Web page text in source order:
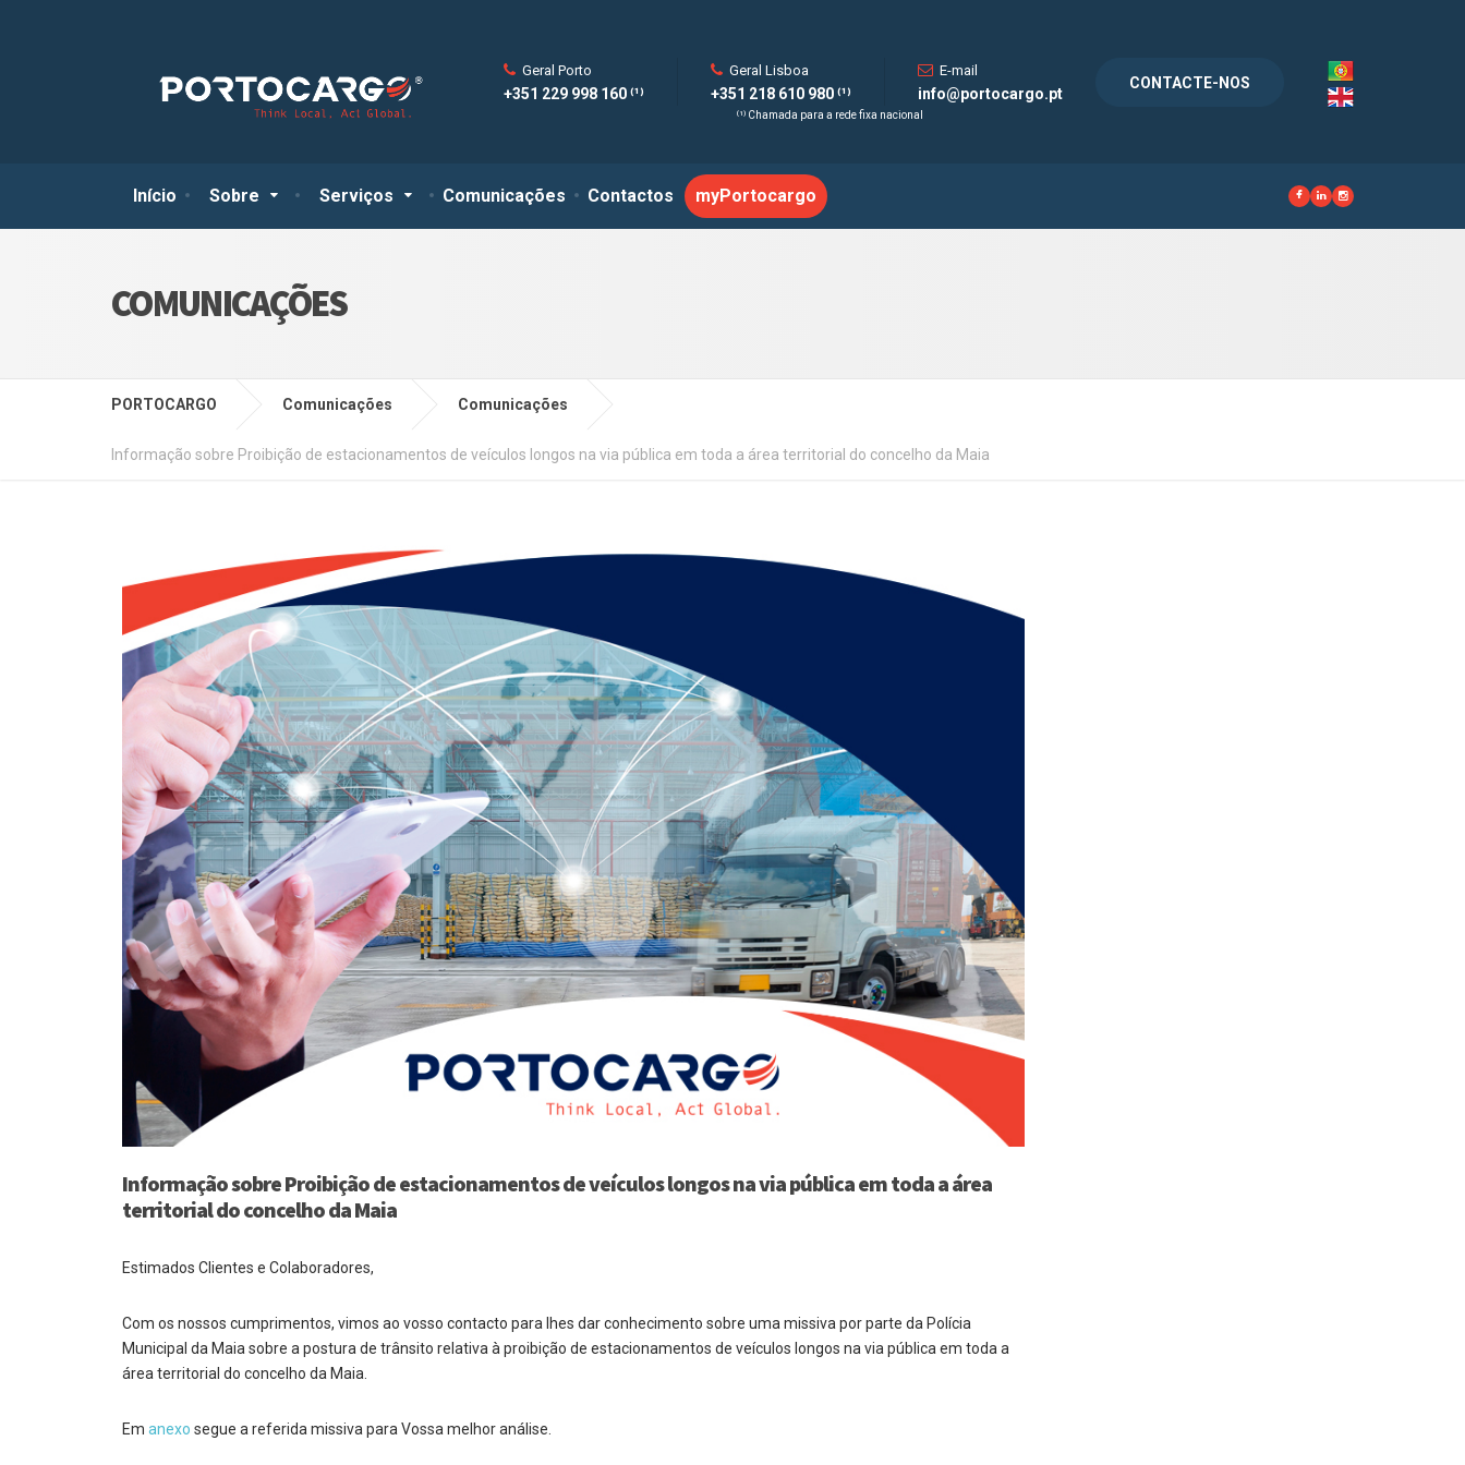
Início Sobre Serviços Comunicações Contactos myPortocargo
Geral Porto
+351 229 998 160 ⁽¹⁾
Geral Lisboa
+351 218 610 980 ⁽¹⁾
E-mail
info@portocargo.pt
CONTACTE-NOS
⁽¹⁾ Chamada para a rede fixa nacional
COMUNICAÇÕES
PORTOCARGO Comunicações Comunicações
Informação sobre Proibição de estacionamentos de veículos longos na via pública em toda a área territorial do concelho da Maia
Informação sobre Proibição de estacionamentos de veículos longos na via pública em toda a área
territorial do concelho da Maia
Estimados Clientes e Colaboradores,
Com os nossos cumprimentos, vimos ao vosso contacto para lhes dar conhecimento sobre uma missiva por parte da Polícia
Municipal da Maia sobre a postura de trânsito relativa à proibição de estacionamentos de veículos longos na via pública em toda a
área territorial do concelho da Maia.
Em anexo segue a referida missiva para Vossa melhor análise.